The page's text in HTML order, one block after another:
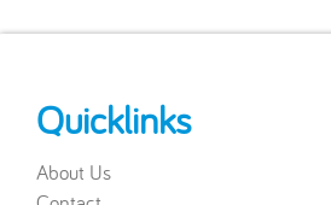
Quicklinks
About Us